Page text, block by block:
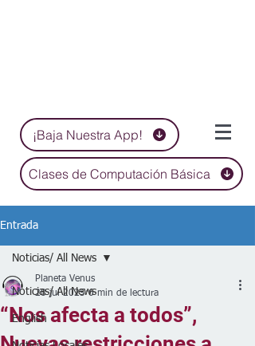
¡Baja Nuestra App!
Clases de Computación Básica
Entrada
Noticias/ All News
English
Noticias/ All News
“Nos afecta a todos”,
Planeta Venus
28 jul 2025 6 min de lectura